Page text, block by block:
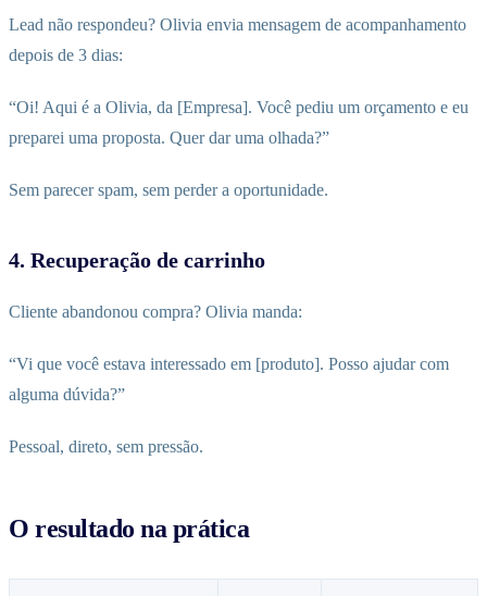
Lead não respondeu? Olivia envia mensagem de acompanhamento
depois de 3 dias:
“Oi! Aqui é a Olivia, da [Empresa]. Você pediu um orçamento e eu
preparei uma proposta. Quer dar uma olhada?”
Sem parecer spam, sem perder a oportunidade.
4. Recuperação de carrinho
Cliente abandonou compra? Olivia manda:
“Vi que você estava interessado em [produto]. Posso ajudar com
alguma dúvida?”
Pessoal, direto, sem pressão.
O resultado na prática